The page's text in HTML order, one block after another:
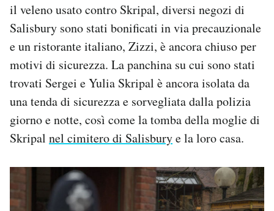
il veleno usato contro Skripal, diversi negozi di
Salisbury sono stati bonificati in via precauzionale
e un ristorante italiano, Zizzi, è ancora chiuso per
motivi di sicurezza. La panchina su cui sono stati
trovati Sergei e Yulia Skripal è ancora isolata da
una tenda di sicurezza e sorvegliata dalla polizia
giorno e notte, così come la tomba della moglie di
Skripal nel cimitero di Salisburye la loro casa.